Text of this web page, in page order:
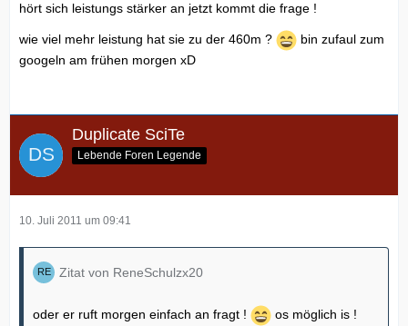
hört sich leistungs stärker an jetzt kommt die frage !
wie viel mehr leistung hat sie zu der 460m ?
bin zufaul zum
googeln am frühen morgen xD
Duplicate SciTe
Lebende Foren Legende
10. Juli 2011 um 09:41
Zitat von ReneSchulzx20
oder er ruft morgen einfach an fragt !
os möglich is !